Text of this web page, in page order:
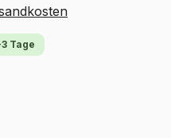
Tage